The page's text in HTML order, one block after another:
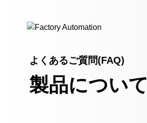
よくあるご質問(FAQ)
製品について